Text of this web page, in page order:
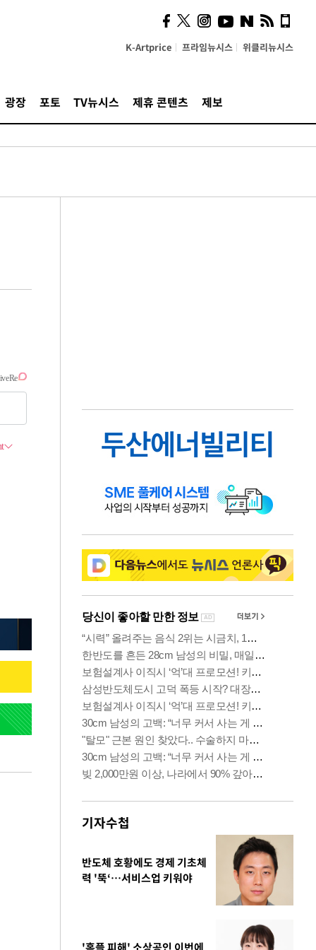
K-Artprice 프라임뉴시스 위클리뉴시스
광장 포토 TV뉴시스 제휴 콘텐츠 제보
기자수첩
반도체 호황에도 경제 기초체
력 '뚝‘…서비스업 키워야